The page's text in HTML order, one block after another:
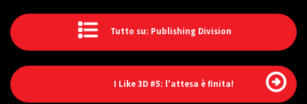
Tutto su: Publishing Division
I Like 3D #5: l'attesa è finita!